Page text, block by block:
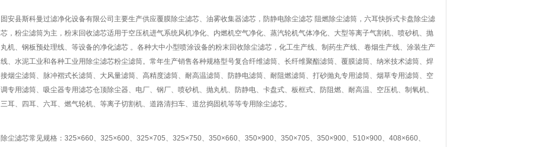
固安县斯科曼过滤净化设备有限公司主要生产供应覆膜除尘滤芯、油雾收集器滤芯，防静电除尘滤芯 阻燃除尘滤筒，六耳快拆式卡盘除尘滤
芯，粉尘滤筒为主，粉末回收滤芯适用于空压机进气系统风机净化、内燃机空气净化、蒸汽轮机气体净化、大型等离子气割机、喷砂机、抛
丸机、钢板预处理线、等设备的净化滤芯 。各种大中小型喷涂设备的粉末回收除尘滤芯，化工生产线、制药生产线、卷烟生产线、涂装生产
线、水泥工业和各种工业用除尘滤芯粉尘滤筒。常年生产销售各种规格型号复合纤维滤筒、长纤维聚酯滤筒、覆膜滤筒、纳米技术滤筒、焊
接烟尘滤筒、脉冲褶式长滤筒、大风量滤筒、高精度滤筒、耐高温滤筒、防静电滤筒、耐阻燃滤筒、打砂抛丸专用滤筒、烟草专用滤筒、空
调专用滤筒、吸尘器专用滤芯仓顶除尘器、电厂、钢厂、喷砂机、抛丸机、防静电、卡盘式、板框式、防阻燃、耐高温、空压机、制氧机、
三耳、四耳、六耳、燃气轮机、等离子切割机、道路清扫车、道岔捣固机等等专用除尘滤芯。
除尘滤芯常见规格：325×660、325×600、325×705、325×750、350×660、350×900、350×705、350×900、510×900、408×660、